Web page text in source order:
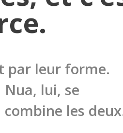
par leur forme.
lui, se
les